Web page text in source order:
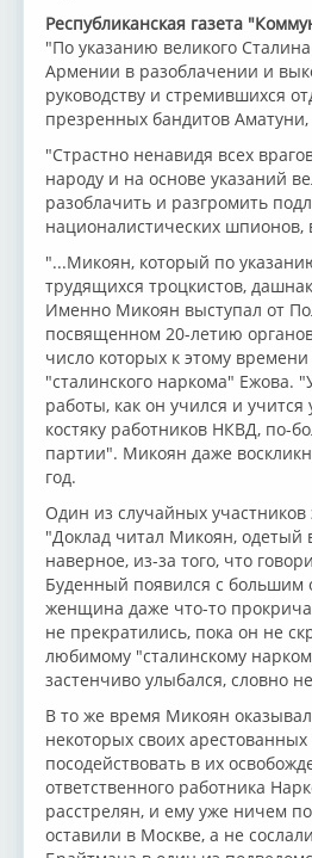
Республиканская газета
"По указанию великого
Армении в разоблачении и
руководству и стремившихся
презренных бандитов
"Страстно ненавидя всех
народу и на основе указаний
разоблачить и разгромить
националистических
"...Микоян, который по
трудящихся троцкистов,
Именно Микоян выступал от
посвященном 20-летию
число которых к этому
"сталинского наркома" Ежова.
работы, как он учился и
костяку работников НКВД, по-
партии". Микоян даже
год.
Один из случайных участников
"Доклад читал Микоян, одетый
наверное, из-за того, что
Буденный появился с большим
женщина даже что-то
не прекратились, пока он не
любимому "сталинскому
застенчиво улыбался, словно
В то же время Микоян
некоторых своих
посодействовать в их
ответственного работника
расстрелян, и ему уже ничем
оставили в Москве, а не